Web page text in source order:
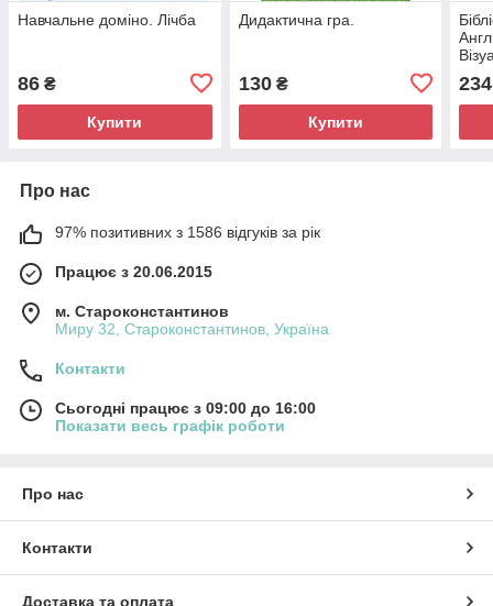
Навчальне доміно. Лічба
86 ₴
Купити
Дидактична гра.
130₴
Купити
234
Про нас
97% позитивних з 1586 відгуків за рік
Працює з 20.06.2015
м. Староконстантинов
Миру 32, Староконстантинов, Україна
Контакти
Сьогодні працює з 09:00 до 16:00
Показати весь графік роботи
Про нас
Контакти
Доставка та оплата